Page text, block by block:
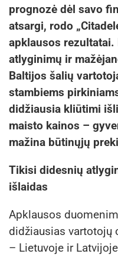
prognozė dėl savo
atsargi, rodo
apklausos rezultatai.
atlyginimų ir
Baltijos šalių
stambiems
didžiausia kliūtimi
maisto kainos –
mažina būtinųjų
Tikisi didesnių
išlaidas
Apklausos
didžiausias
– Lietuvoje ir